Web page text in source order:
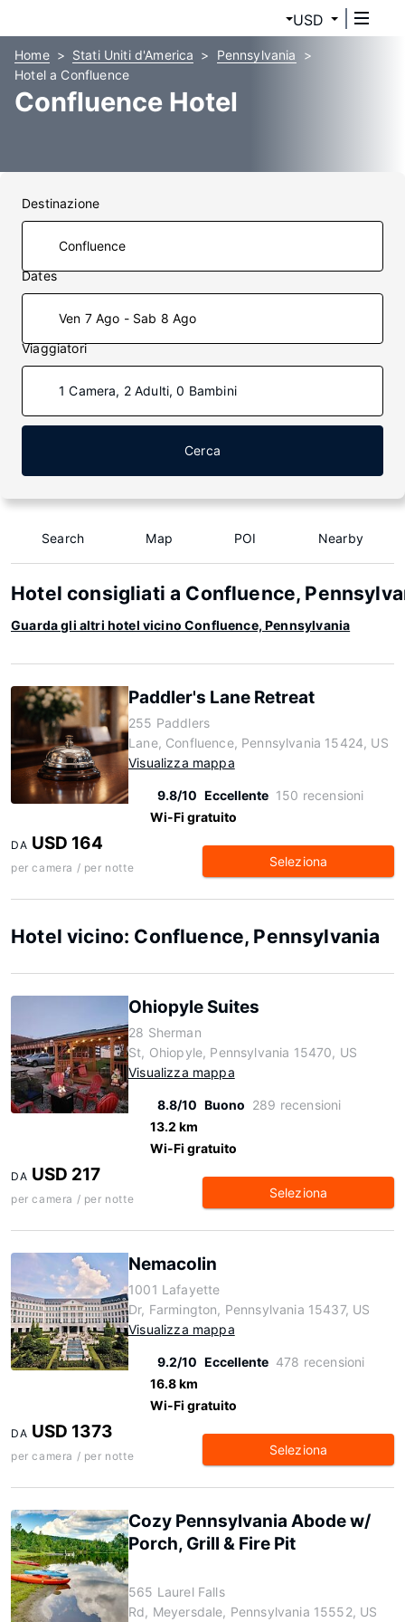
USD
Home Stati Uniti d'America
Pennsylvania
Hotel a Confluence
Confluence Hotel
Destinazione
Dates
Ven 7 Ago - Sab 8 Ago
Viaggiatori
1 Camera, 2 Adulti, 0 Bambini
Cerca
Search Map POI Nearby
Hotel consigliati a Confluence,
Guarda gli altri hotel vicino Confluence, Pennsylvania
Paddler's Lane Retreat
255 Paddlers
Lane, Confluence, Pennsylvania 15424, US
Visualizza mappa
9.8/10 Eccellente 150 recensioni
Wi-Fi gratuito
DA USD 164
per camera / per notte Seleziona
Hotel vicino: Confluence, Pennsylvania
Ohiopyle Suites
28 Sherman
St, Ohiopyle, Pennsylvania 15470, US
Visualizza mappa
8.8/10 Buono 289 recensioni
13.2 km
Wi-Fi gratuito
DA USD 217
per camera / per notte Seleziona
Nemacolin
1001 Lafayette
Dr, Farmington, Pennsylvania 15437, US
Visualizza mappa
9.2/10 Eccellente 478 recensioni
16.8 km
Wi-Fi gratuito
DA USD 1373
per camera / per notte Seleziona
Cozy Pennsylvania Abode w/
Porch, Grill & Fire Pit
565 Laurel Falls
Rd, Meyersdale, Pennsylvania 15552, US